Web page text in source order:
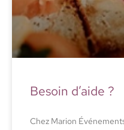
Besoin d’aide ?
Chez Marion